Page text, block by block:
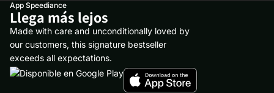
App Speediance
Llega más lejos
Made with care and unconditionally loved by
our customers, this signature bestseller
exceeds all expectations.